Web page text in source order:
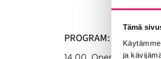
Tämä
ja
PROGRAM: